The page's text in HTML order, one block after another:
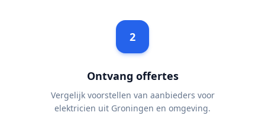
2
Ontvang offertes
Vergelijk voorstellen van aanbieders voor
elektricien uit Groningen en omgeving.